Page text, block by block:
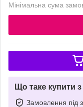
Мінімальна сума
Що таке купити
Замовлення під